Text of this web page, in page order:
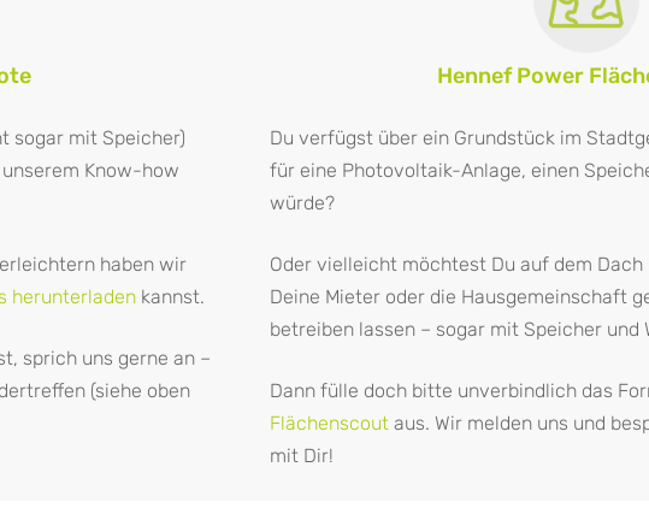
sogar mit Speicher)
Know-how
haben wir
herunterladen kannst.
sprich uns gerne an –
(siehe oben
Hennef Power
Du verfügst über ein Grundstück im
für eine Photovoltaik-Anlage, einen
würde?
Oder vielleicht möchtest Du auf dem Dach
Deine Mieter oder die Hausgemeinschaft
betreiben lassen – sogar mit Speicher und
Dann fülle doch bitte unverbindlich das
Flächenscout aus. Wir melden uns und
mit Dir!